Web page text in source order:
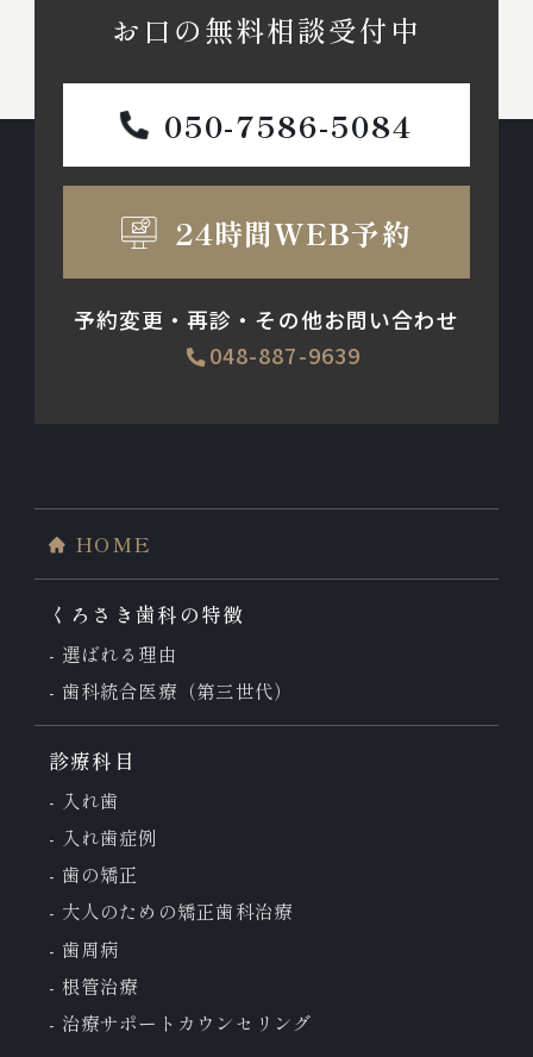
お口の無料相談受付中
050-7586-5084
24時間WEB予約
予約変更・再診・その他お問い合わせ
048-887-9639
HOME
くろさき歯科の特徴
選ばれる理由
歯科統合医療（第三世代）
診療科目
入れ歯
入れ歯症例
歯の矯正
大人のための矯正歯科治療
歯周病
根管治療
治療サポート カウンセリング